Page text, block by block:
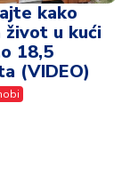
kako
život u kući
18,5
(VIDEO)